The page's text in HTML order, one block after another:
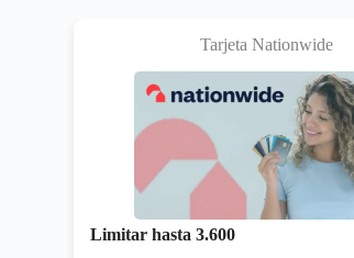
Tarjeta Nationwide
Limitar hasta 3.600